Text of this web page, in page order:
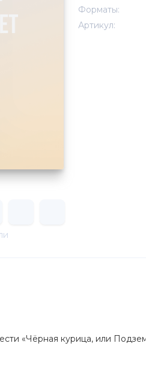
Форматы:
Артикул:
«Чёрная курица, или